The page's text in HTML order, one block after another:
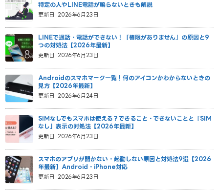
更新日: 2026年6月23日
特定の人やLINE電話が鳴らないときも解説
更新日: 2026年6月23日
LINEで通話・電話ができない！「権限がありません」の原因と9
つの対処法【2026年最新】
更新日: 2026年6月24日
Androidのスマホマーク一覧！何のアイコンかわからないときの
見方【2026年最新】
更新日: 2026年6月23日
SIMなしでもスマホは使える？できること・できないことと「SIM
なし」表示の対処法【2026年最新】
更新日: 2026年6月23日
スマホのアプリが開かない・起動しない原因と対処法9選【2026
年最新】Android・iPhone対応